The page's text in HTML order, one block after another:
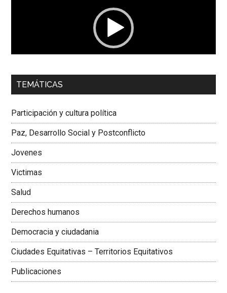
00:00 01:04
Dra. Carolina Corcho Mejía,Presidenta Corporación
Colombiana
TEMÁTICAS
Participación y cultura política
Paz, Desarrollo Social y Postconflicto
Jovenes
Victimas
Salud
Derechos humanos
Democracia y ciudadania
Ciudades Equitativas – Territorios Equitativos
Publicaciones